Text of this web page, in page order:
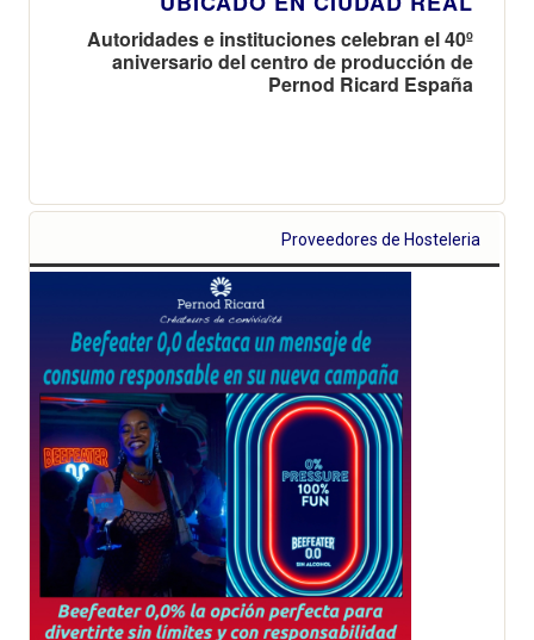
Autoridades e instituciones celebran el 40º
aniversario del centro de producción de
Pernod Ricard España
Proveedores de Hosteleria